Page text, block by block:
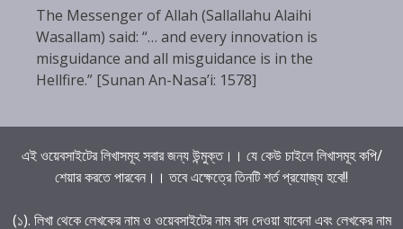
The Messenger of Allah (Sallallahu Alaihi
Wasallam) said: “… and every innovation is
misguidance and all misguidance is in the
Hellfire.” [Sunan An-Nasa’i: 1578]
এই ওয়েবসাইটের লিখাসমূহ সবার জন্য উন্মুক্ত।। যে কেউ চাইলে লিখাসমূহ কপি/
শেয়ার করতে পারবেন।। তবে এক্ষেত্রে তিনটি শর্ত প্রযোজ্য হবে!!
(১). লিখা থেকে লেখকের নাম ও ওয়েবসাইটের নাম বাদ দেওয়া যাবেনা এবং লেখকের নাম